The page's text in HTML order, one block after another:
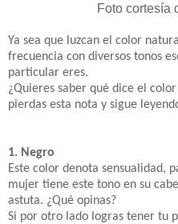
Foto cortesía
Ya sea que luzcan el color
frecuencia con diversos tonos
particular eres.
¿Quieres saber qué dice el
pierdas esta nota y sigue
1. Negro
Este color denota sensualidad,
mujer tiene este tono en su
astuta. ¿Qué opinas?
Si por otro lado logras tener tu